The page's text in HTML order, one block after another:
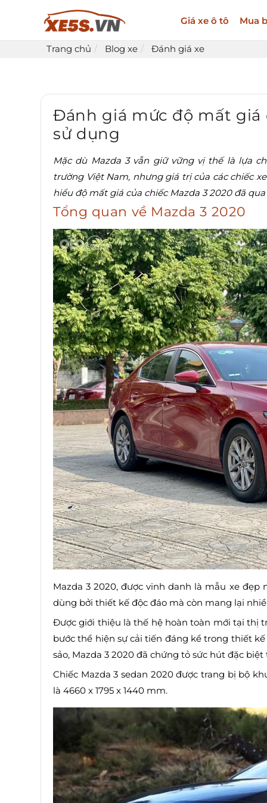
Giá xe ô tô Mua
Trang chủ Blog xe Đánh giá xe
Đánh giá mức độ mất giá
sử dụng
Mặc dù Mazda 3 vẫn giữ vững vị thế là lựa
trường Việt Nam, nhưng giá trị của các chiếc
hiểu độ mất giá của chiếc Mazda 3 2020 đã
Tổng quan về Mazda 3 2020
Mazda 3 2020, được vinh danh là mẫu xe
dùng bởi thiết kế độc đáo mà còn mang lại
Được giới thiệu là thế hệ hoàn toàn mới tại thị
bước thể hiện sự cải tiến đáng kể trong thiết
sảo, Mazda 3 2020 đã chứng tỏ sức hút đặc
Chiếc Mazda 3 sedan 2020 được trang bị bộ
là 4660 x 1795 x 1440 mm.